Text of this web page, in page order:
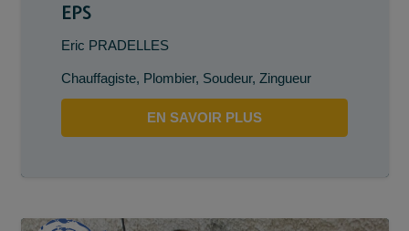
EPS
Eric PRADELLES
Chauffagiste, Plombier, Soudeur, Zingueur
EN SAVOIR PLUS